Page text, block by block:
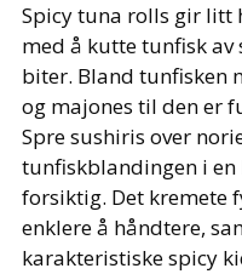
Spicy tuna rolls gir litt
med å kutte tunfisk av
biter. Bland tunfisken
og majones til den er
Spre sushiris over
tunfiskblandingen i
forsiktig. Det kremete
enklere å håndtere,
karakteristiske spicy